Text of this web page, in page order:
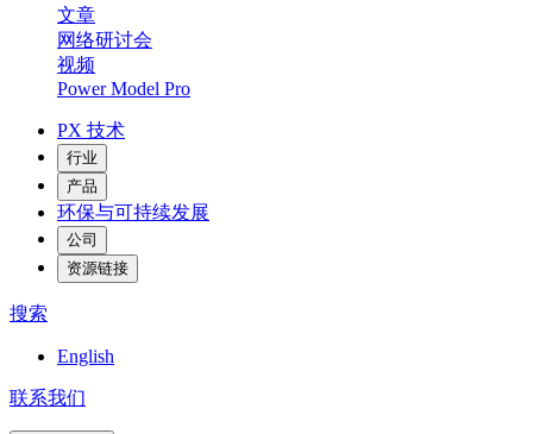
文章
网络研讨会
视频
Power Model Pro
PX 技术
行业
产品
环保与可持续发展
公司
资源链接
搜索
English
联系我们